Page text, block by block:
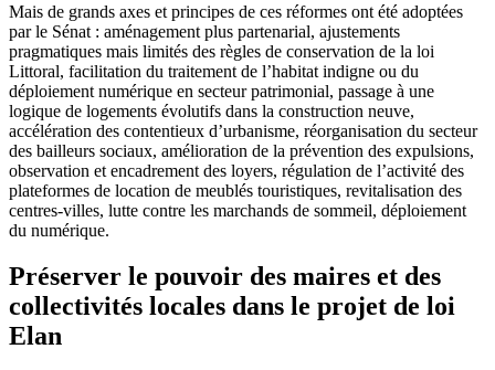
Mais de grands axes et principes de ces réformes ont été adoptées
par le Sénat : aménagement plus partenarial, ajustements
pragmatiques mais limités des règles de conservation de la loi
Littoral, facilitation du traitement de l’habitat indigne ou du
déploiement numérique en secteur patrimonial, passage à une
logique de logements évolutifs dans la construction neuve,
accélération des contentieux d’urbanisme, réorganisation du secteur
des bailleurs sociaux, amélioration de la prévention des expulsions,
observation et encadrement des loyers, régulation de l’activité des
plateformes de location de meublés touristiques, revitalisation des
centres-villes, lutte contre les marchands de sommeil, déploiement
du numérique.
Préserver le pouvoir des maires et des
collectivités locales dans le projet de loi
Elan